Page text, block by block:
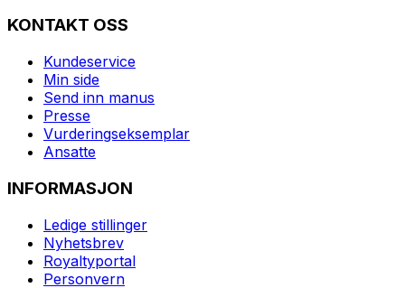
KONTAKT OSS
Kundeservice
Min side
Send inn manus
Presse
Vurderingseksemplar
Ansatte
INFORMASJON
Ledige stillinger
Nyhetsbrev
Royaltyportal
Personvern